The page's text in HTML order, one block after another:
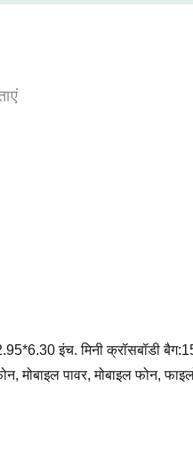
इंच. मिनी क्रॉसबॉडी
मोबाइल पावर, मोबाइल फोन,